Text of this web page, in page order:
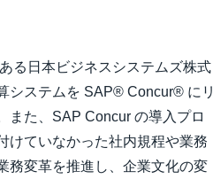
る日本ビジネスシステムズ株式
システムを SAP® Concur® にリ
また、SAP Concur の導入プロ
けていなかった社内規程や業務
務変革を推進し、企業文化の変